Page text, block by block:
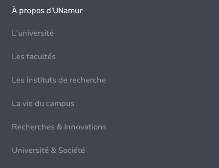
À propos d'UNamur
L'université
Les facultés
Les instituts de recherche
La vie du campus
Recherches & Innovations
Université & Société